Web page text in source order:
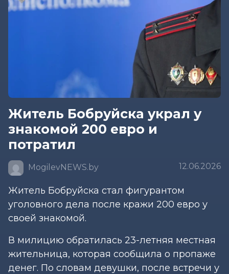
Житель Бобруйска украл у
знакомой 200 евро и
потратил
MogilevNEWS.by 12.06.2026
Житель Бобруйска стал фигурантом
уголовного дела после кражи 200 евро у
своей знакомой.
В милицию обратилась 23-летняя местная
жительница, которая сообщила о пропаже
денег. По словам девушки, после встречи у